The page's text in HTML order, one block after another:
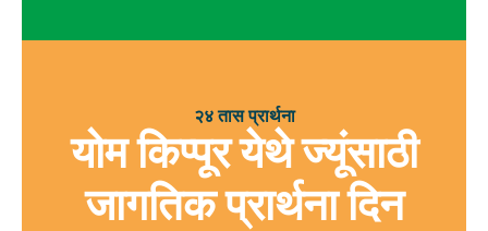
२४ तास प्रार्थना
योम किप्पूर येथे ज्यूंसाठी
जागतिक प्रार्थना दिन